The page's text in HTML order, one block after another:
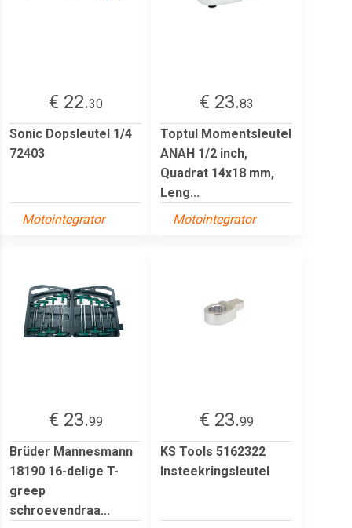
€ 22.30
Sonic Dopsleutel 1/4
72403
Motointegrator
€ 23.83
Toptul Momentsleutel
ANAH 1/2 inch,
Quadrat 14x18 mm,
Leng...
Motointegrator
€ 23.99
Brüder Mannesmann
18190 16-delige T-
greep
schroevendraa...
€ 23.99
KS Tools 5162322
Insteekringsleutel